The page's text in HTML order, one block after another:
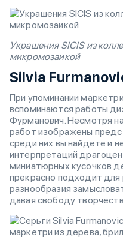
Украшения SICIS из
микромозаикой
Silvia
При упоминании
вспоминаются работы
Фурманович. Несмотря
работ изображены
среди них вы найдете и
интерпретаций
миниатюрных кусочков
прекрасно подходит для
разнообразия
давая свободу